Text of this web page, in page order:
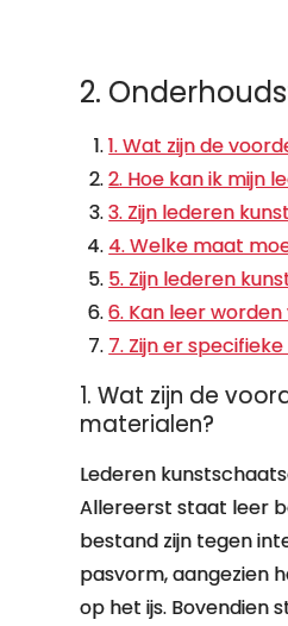
2.
1. Wat zijn de
2. Hoe kan ik mijn
3. Zijn lederen
4. Welke maat
5. Zijn lederen
6. Kan leer
7. Zijn er
1. Wat zijn de
materialen?
Lederen
Allereerst staat leer
bestand zijn tegen
pasvorm, aangezien
op het ijs. Bovendien